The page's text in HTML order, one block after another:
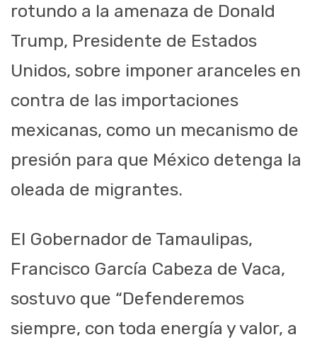
rotundo a la amenaza de Donald
Trump, Presidente de Estados
Unidos, sobre imponer aranceles en
contra de las importaciones
mexicanas, como un mecanismo de
presión para que México detenga la
oleada de migrantes.
El Gobernador de Tamaulipas,
Francisco García Cabeza de Vaca,
sostuvo que “Defenderemos
siempre, con toda energía y valor, a